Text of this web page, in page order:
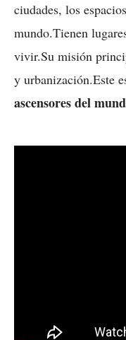
ciudades, los
mundo.Tienen
vivir.Su misión
y urbanización.Este
ascensores del